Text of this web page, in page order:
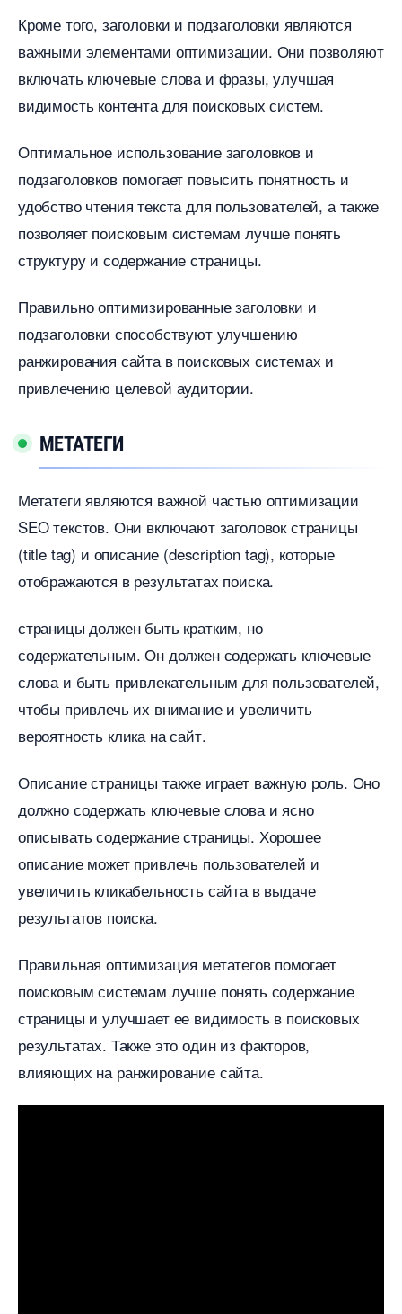
Кроме того, заголовки и подзаголовки являются
ажными элементами оптимизации.​ Они позволяют
ключать ключевые слова и фразы, улучшая
идимость контента для поисковых систем.​
Оптимальное использование заголовков и
подзаголовков помогает повысить понятность и
удобство чтения текста для пользователей, а также
позволяет поисковым системам лучше понять
структуру и содержание страницы.​
Правильно оптимизированные заголовки и
подзаголовки способствуют улучшению
ранжирования сайта в поисковых системах и
привлечению целевой аудитории.​
МЕТАТЕГИ
Метатеги являются важной частью оптимизации
SEO текстов. Они включают заголовок страницы
(title tag) и описание (description tag), которые
отображаются в результатах поиска.​
страницы должен быть кратким, но
содержательным.​ Он должен содержать ключевые
слова и быть привлекательным для пользователей,
чтобы привлечь их внимание и увеличить
ероятность клика на сайт.​
Описание страницы также играет важную роль.​ Оно
должно содержать ключевые слова и ясно
описывать содержание страницы. Хорошее
описание может привлечь пользователей и
увеличить кликабельность сайта в выдаче
результатов поиска.​
Правильная оптимизация метатегов помогает
поисковым системам лучше понять содержание
страницы и улучшает ее видимость в поисковых
результатах.​ Также это один из факторов,
лияющих на ранжирование сайта.​